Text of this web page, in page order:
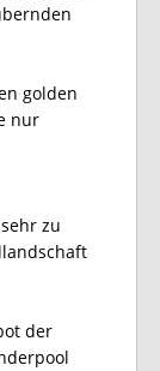
golden
nur
zu
der